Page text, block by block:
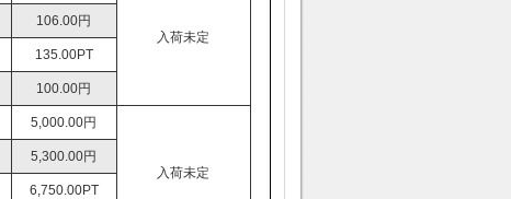
入荷未定
106.00円
135.00PT
100.00円
5,000.00円
入荷未定
5,300.00円
6,750.00PT